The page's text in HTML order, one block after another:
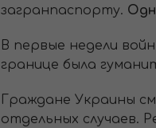
загранпаспорту.
В первые недели
границе была
Граждане Украины
отдельных случаев.